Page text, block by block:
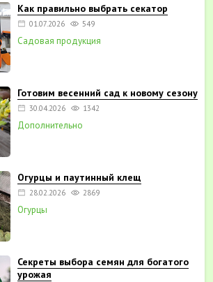
Как правильно выбрать секатор
01.07.2026 549
Садовая продукция
Готовим весенний сад к новому сезону
30.04.2026 1342
Дополнительно
Огурцы и паутинный клещ
28.02.2026 2869
Огурцы
Секреты выбора семян для богатого
урожая